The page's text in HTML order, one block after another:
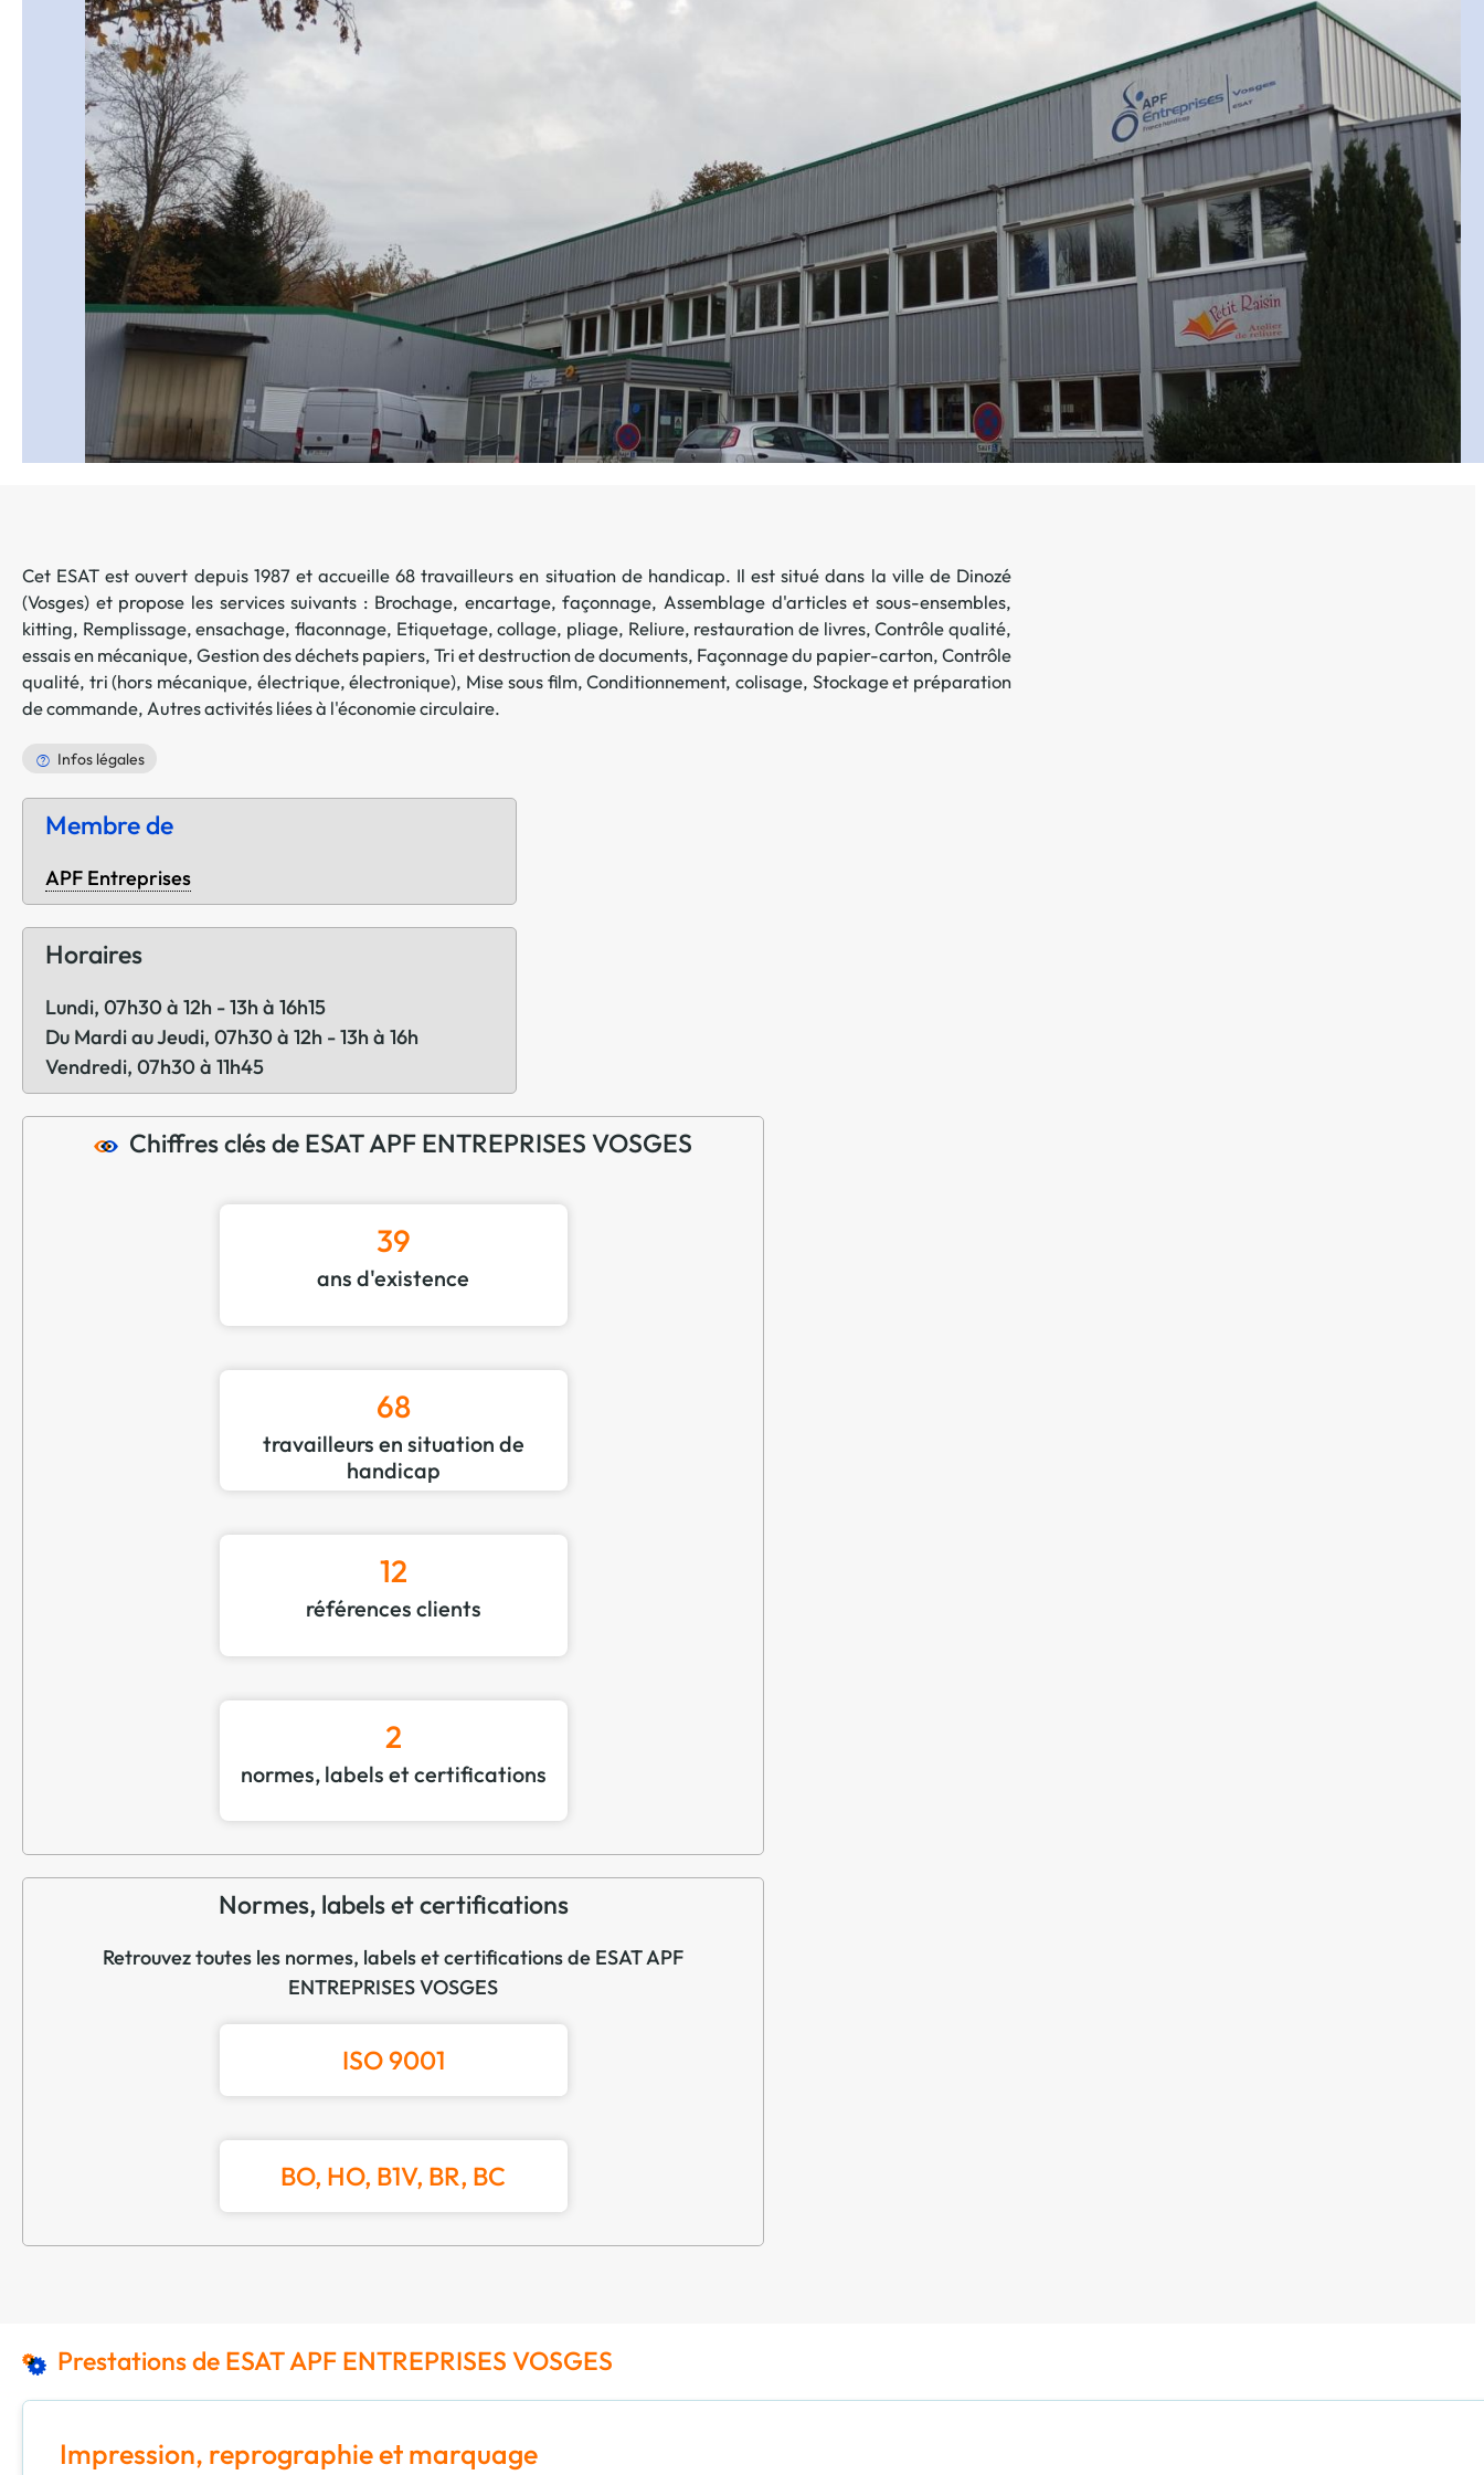
Je communique
Votre visibilité on-line clé en main
Vos kits de communication personnalisés
Je vends
Votre boîte à outils « accélérez votre croissance »
J'améliore mes pratiques
Vos formations 100% opérationnelles, dédiées au développement commercial
Votre centre de ressources et vos services de networking
Je restructure ou je développe de nouvelles activités
Cet ESAT est ouvert depuis 1987 et accueille 68 travailleurs en situation de handicap. Il est situé dans la ville de Dinozé
(Vosges) et propose les services suivants : Brochage, encartage, façonnage, Assemblage d'articles et sous-ensembles,
kitting, Remplissage, ensachage, flaconnage, Etiquetage, collage, pliage, Reliure, restauration de livres,Contrôle qualité,
essais en mécanique,Gestion des déchets papiers,Tri et destruction de documents, Façonnage du papier-carton,Contrôle
qualité, tri (hors mécanique, électrique, électronique), Mise sous film,Conditionnement, colisage, Stockage et préparation
de commande, Autres activités liées à l'économie circulaire.
Infos légales
Membre de
APF Entreprises
Horaires
Lundi, 07h30 à 12h - 13h à 16h15
Du Mardi au Jeudi, 07h30 à 12h - 13h à 16h
Vendredi, 07h30 à 11h45
Chiffres clés de ESAT APF ENTREPRISES VOSGES
39
ans d'existence
68
travailleurs en situation de
handicap
12
références clients
2
normes, labels et certifications
Normes, labels et certifications
Retrouvez toutes les normes, labels et certifications de ESAT APF
ENTREPRISES VOSGES
ISO 9001
BO, HO, B1V, BR, BC
Prestations de ESAT APF ENTREPRISES VOSGES
Impression, reprographie et marquage